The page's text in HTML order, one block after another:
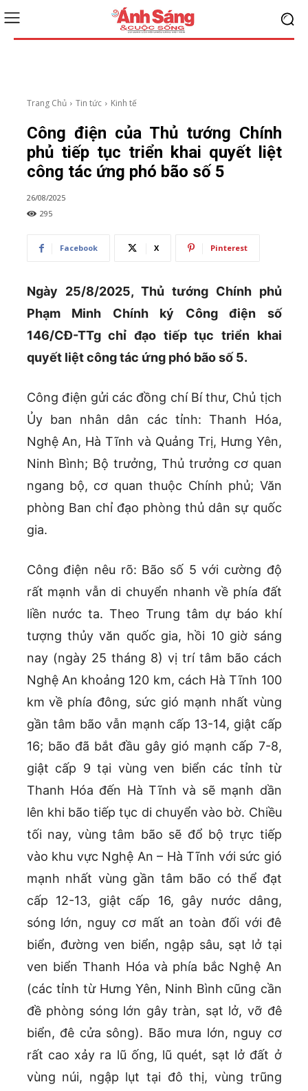
Trang Chủ Tin tức Kinh tế
Công điện của Thủ tướng Chính
phủ tiếp tục triển khai quyết liệt
công tác ứng phó bão số 5
26/08/2025
295
Facebook X Pinterest
Ngày 25/8/2025, Thủ tướng Chính phủ
Phạm Minh Chính ký Công điện số
146/CĐ-TTg chỉ đạo tiếp tục triển khai
quyết liệt công tác ứng phó bão số 5.
Công điện gửi các đồng chí Bí thư, Chủ tịch
Ủy ban nhân dân các tỉnh: Thanh Hóa,
Nghệ An, Hà Tĩnh và Quảng Trị, Hưng Yên,
Ninh Bình; Bộ trưởng, Thủ trưởng cơ quan
ngang bộ, cơ quan thuộc Chính phủ; Văn
phòng Ban chỉ đạo phòng thủ dân sự quốc
gia.
Công điện nêu rõ: Bão số 5 với cường độ
rất mạnh vẫn di chuyển nhanh về phía đất
liền nước ta. Theo Trung tâm dự báo khí
tượng thủy văn quốc gia, hồi 10 giờ sáng
nay (ngày 25 tháng 8) vị trí tâm bão cách
Nghệ An khoảng 120 km, cách Hà Tĩnh 100
km về phía đông, sức gió mạnh nhất vùng
gần tâm bão vẫn mạnh cấp 13-14, giật cấp
16; bão đã bắt đầu gây gió mạnh cấp 7-8,
giật cấp 9 tại vùng ven biển các tỉnh từ
Thanh Hóa đến Hà Tĩnh và sẽ mạnh dần
lên khi bão tiếp tục di chuyển vào bờ. Chiều
tối nay, vùng tâm bão sẽ đổ bộ trực tiếp
vào khu vực Nghệ An – Hà Tĩnh với sức gió
mạnh nhất vùng gần tâm bão có thể đạt
cấp 12-13, giật cấp 16, gây nước dâng,
sóng lớn, nguy cơ mất an toàn đối với đê
biển, đường ven biển, ngập sâu, sạt lở tại
ven biển Thanh Hóa và phía bắc Nghệ An
(các tỉnh từ Hưng Yên, Ninh Bình cũng cần
đề phòng sóng lớn gây tràn, sạt lở, vỡ đê
biển, đê cửa sông). Bão mưa lớn, nguy cơ
rất cao xảy ra lũ ống, lũ quét, sạt lở đất ở
vùng núi, ngập lụt tại đô thị, vùng trũng